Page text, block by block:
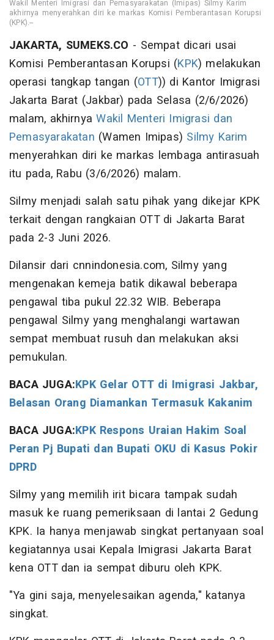
Wakil Menteri Imigrasi dan Pemasyarakatan (Imipas) Silmy Karim
akhirnya menyerahkan diri ke markas Komisi Pemberantasan Korupsi
(KPK).--
JAKARTA, SUMEKS.CO - Sempat dicari usai
Komisi Pemberantasan Korupsi (KPK) melakukan
operasi tangkap tangan (OTT)) di Kantor Imigrasi
Jakarta Barat (Jakbar) pada Selasa (2/6/2026)
malam, akhirnyaWakil Menteri Imigrasi dan
Pemasyarakatan (Wamen Imipas) Silmy Karim
menyerahkan diri ke markas lembaga antirasuah
itu pada, Rabu (3/6/2026) malam.
Silmy menjadi salah satu pihak yang dikejar KPK
terkait dengan rangkaian OTT di Jakarta Barat
pada 2-3 Juni 2026.
Dilansir dari cnnindonesia.com, Silmy yang
mengenakan kemeja batik dikawal beberapa
pengawal tiba pukul 22.32 WIB. Beberapa
pengawal Silmy yang menghalangi wartawan
sempat membuat rusuh dan melakukan aksi
pemukulan.
BACA JUGA:KPK Gelar OTT di Imigrasi Jakbar,
Belasan Orang Diamankan Termasuk Kakanim
BACA JUGA:KPK Respons Uraian Hakim Soal
Peran Pj Bupati dan Bupati OKU di Kasus Pokir
DPRD
Silmy yang memilih irit bicara tampak sudah
masuk ke ruang pemeriksaan di lantai 2 Gedung
KPK. Ia hanya menjawab singkat pertanyaan soal
kegiatannya usai Kepala Imigrasi Jakarta Barat
kena OTT dan ia sempat diburu oleh KPK.
"Ya gini saja, menyelesaikan agenda," katanya
singkat.